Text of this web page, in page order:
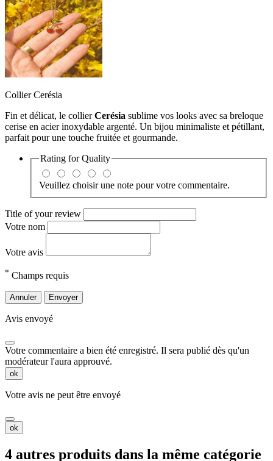
Collier Cerésia
Fin et délicat, le collierCerésia sublime vos looks avec sa breloque
cerise en acier inoxydable argenté. Un bijou minimaliste et pétillant,
parfait pour une touche fruitée et gourmande.
Rating forQuality
Veuillez choisir une note pour votre commentaire.
Title of your review
Votre nom
Votre avis
* Champs requis
Annuler Envoyer
Avis envoyé
Votre commentaire a bien été enregistré. Il sera publié dès qu'un
modérateur l'aura approuvé.
ok
Votre avis ne peut être envoyé
ok
4 autres produits dans la même catégorie